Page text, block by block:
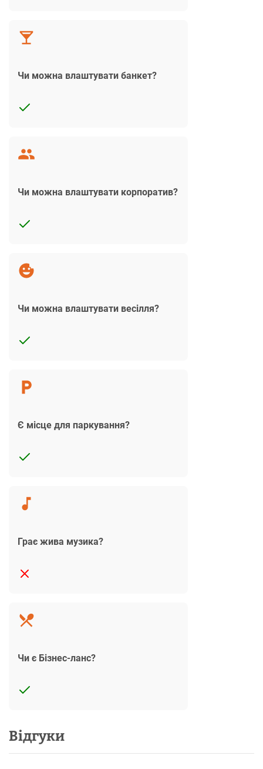
Чи можна влаштувати банкет?
Чи можна влаштувати корпоратив?
Чи можна влаштувати весілля?
Є місце для паркування?
Грає жива музика?
Чи є Бізнес-ланс?
Відгуки